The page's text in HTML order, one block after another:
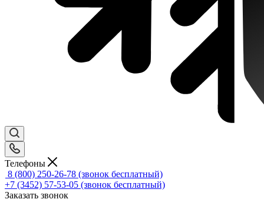
Телефоны
8 (800) 250-26-78 (звонок бесплатный)
+7 (3452) 57-53-05 (звонок бесплатный)
Заказать звонок